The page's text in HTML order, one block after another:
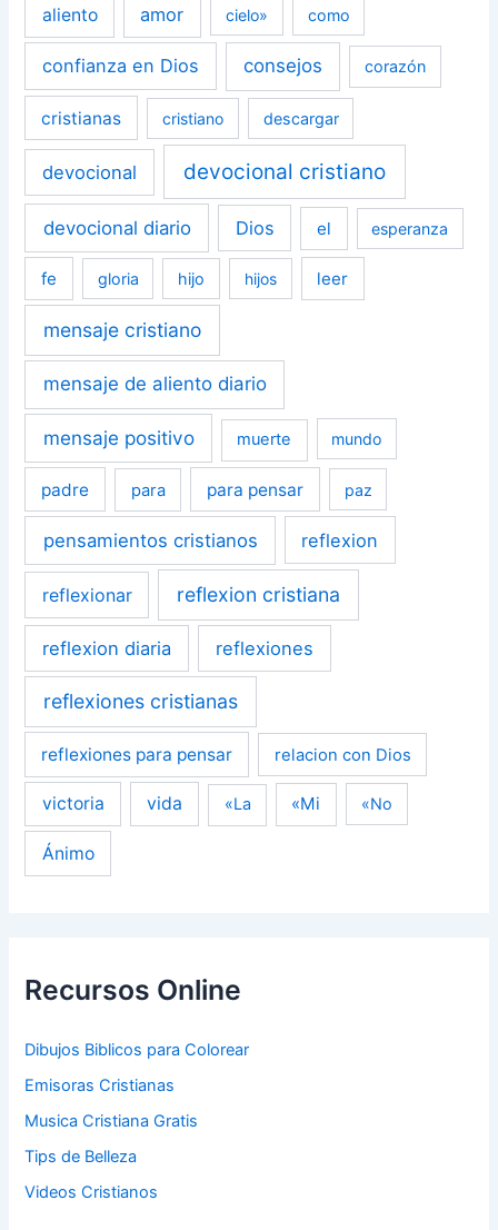
aliento amor cielo» como
confianza en Dios consejos corazón
cristianas cristiano descargar
devocional devocional cristiano
devocional diario Dios el esperanza
fe gloria hijo hijos leer
mensaje cristiano
mensaje de aliento diario
mensaje positivo muerte mundo
padre para para pensar paz
pensamientos cristianos reflexion
reflexionar reflexion cristiana
reflexion diaria reflexiones
reflexiones cristianas
reflexiones para pensar relacion con Dios
victoria vida «La «Mi «No
Ánimo
Recursos Online
Dibujos Biblicos para Colorear
Emisoras Cristianas
Musica Cristiana Gratis
Tips de Belleza
Videos Cristianos